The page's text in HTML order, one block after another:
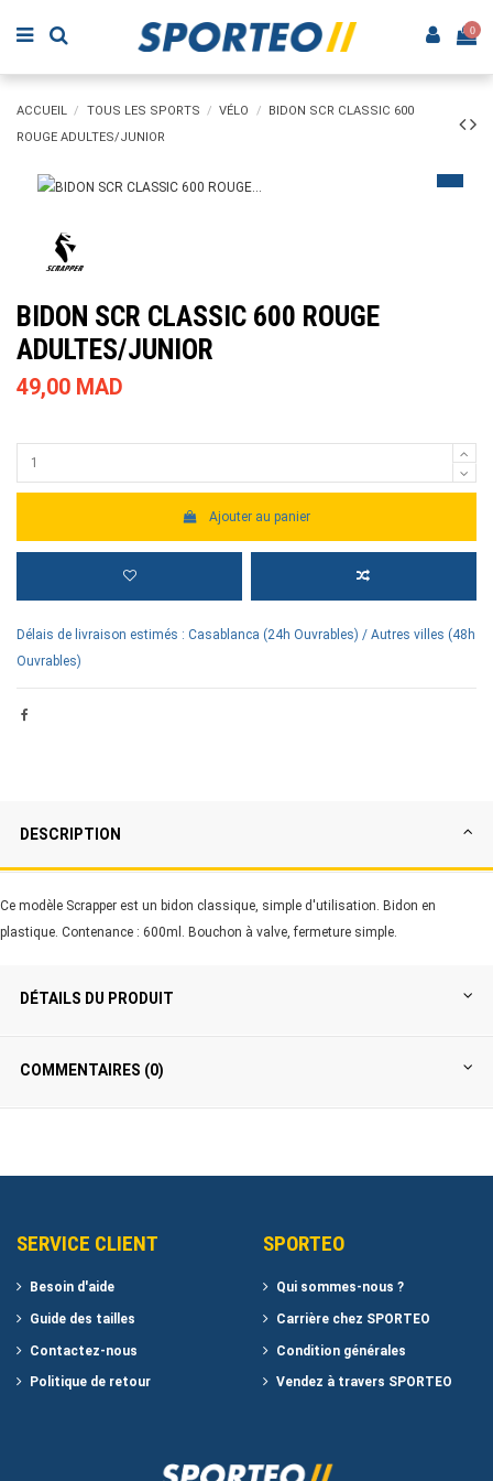
0
ACCUEIL TOUS LES SPORTS VÉLO
BIDON SCR CLASSIC 600
ROUGE ADULTES/JUNIOR
BIDON SCR CLASSIC 600 ROUGE
ADULTES/JUNIOR
49,00 MAD
Ajouter au panier
Délais de livraison estimés : Casablanca (24h Ouvrables) / Autres villes (48h
Ouvrables)
DESCRIPTION
Ce modèle Scrapper est un bidon classique, simple d'utilisation. Bidon en
plastique. Contenance : 600ml. Bouchon à valve, fermeture simple.
DÉTAILS DU PRODUIT
COMMENTAIRES (0)
SERVICE CLIENT
Besoin d'aide
Guide des tailles
Contactez-nous
Politique de retour
SPORTEO
Qui sommes-nous ?
Carrière chez SPORTEO
Condition générales
Vendez à travers SPORTEO